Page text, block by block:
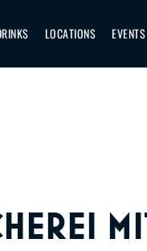
LOCATIONS EVENTS